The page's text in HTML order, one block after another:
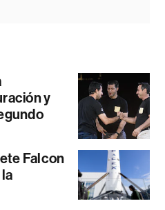
y
Falcon